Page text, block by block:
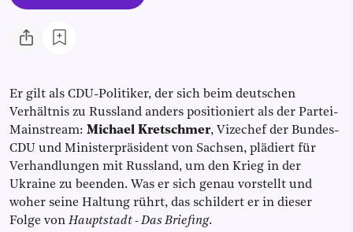
Er gilt als CDU-Politiker, der sich beim deutschen
Verhältnis zu Russland anders positioniert als der Partei-
Mainstream: Michael Kretschmer, Vizechef der Bundes-
CDU und Ministerpräsident von Sachsen, plädiert für
Verhandlungen mit Russland, um den Krieg in der
Ukraine zu beenden. Was er sich genau vorstellt und
woher seine Haltung rührt, das schildert er in dieser
Folge von Hauptstadt - Das Briefing.